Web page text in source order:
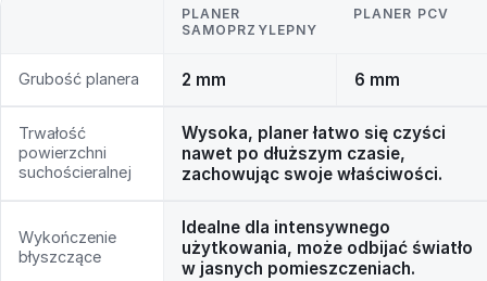
PLANER
SAMOPRZYLEPNY
PLANER PCV
Grubość planera 2 mm 6 mm
Trwałość
powierzchni
suchościeralnej
Wysoka, planer łatwo się czyści
nawet po dłuższym czasie,
zachowując swoje właściwości.
Wykończenie
błyszczące
Idealne dla intensywnego
użytkowania, może odbijać światło
w jasnych pomieszczeniach.